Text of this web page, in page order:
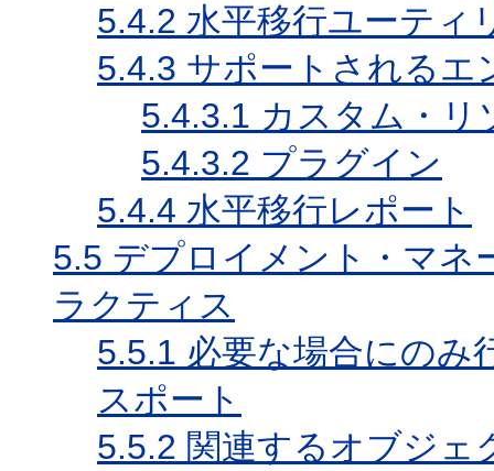
5.4.2 水平移行ユーティ
5.4.3 サポートされるエ
5.4.3.1 カスタム・リ
5.4.3.2 プラグイン
5.4.4 水平移行レポート
5.5 デプロイメント・マネ
ラクティス
5.5.1 必要な場合にのみ
スポート
5.5.2 関連するオブジェ